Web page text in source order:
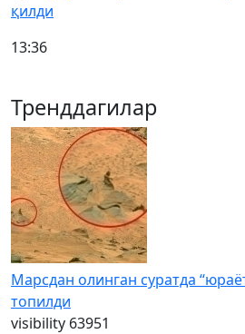
қилди
13:36
Тренддагилар
Марсдан олинган суратда
топилди
visibility 63951